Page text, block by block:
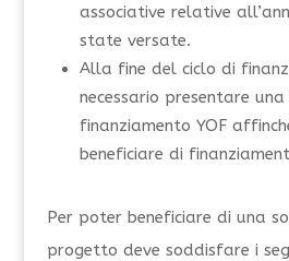
associative relative
state versate.
Alla fine del ciclo di
necessario presentare
finanziamento YOF
beneficiare di
Per poter beneficiare di una
progetto deve soddisfare i